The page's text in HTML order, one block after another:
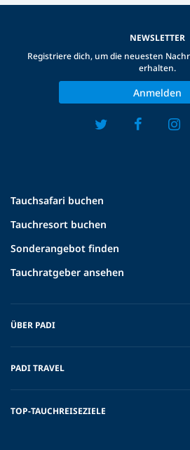
Tauchsafari buchen
Tauchresort buchen
Sonderangebot finden
Tauchratgeber ansehen
ÜBER PADI
PADI TRAVEL
TOP-TAUCHREISEZIELE
NEWSLETTER
Registriere dich, um die neuesten
erhalten.
Anmelden